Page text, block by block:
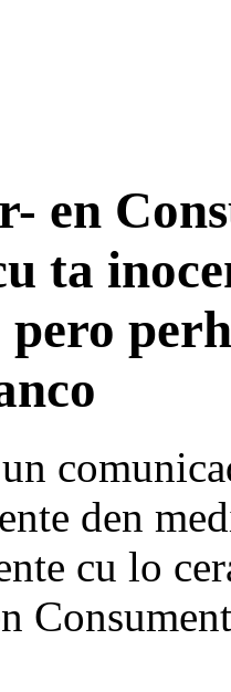
en
ta
den
cu lo